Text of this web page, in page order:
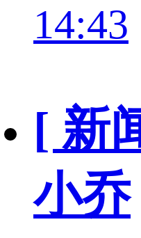
14:43
[ 新
小乔